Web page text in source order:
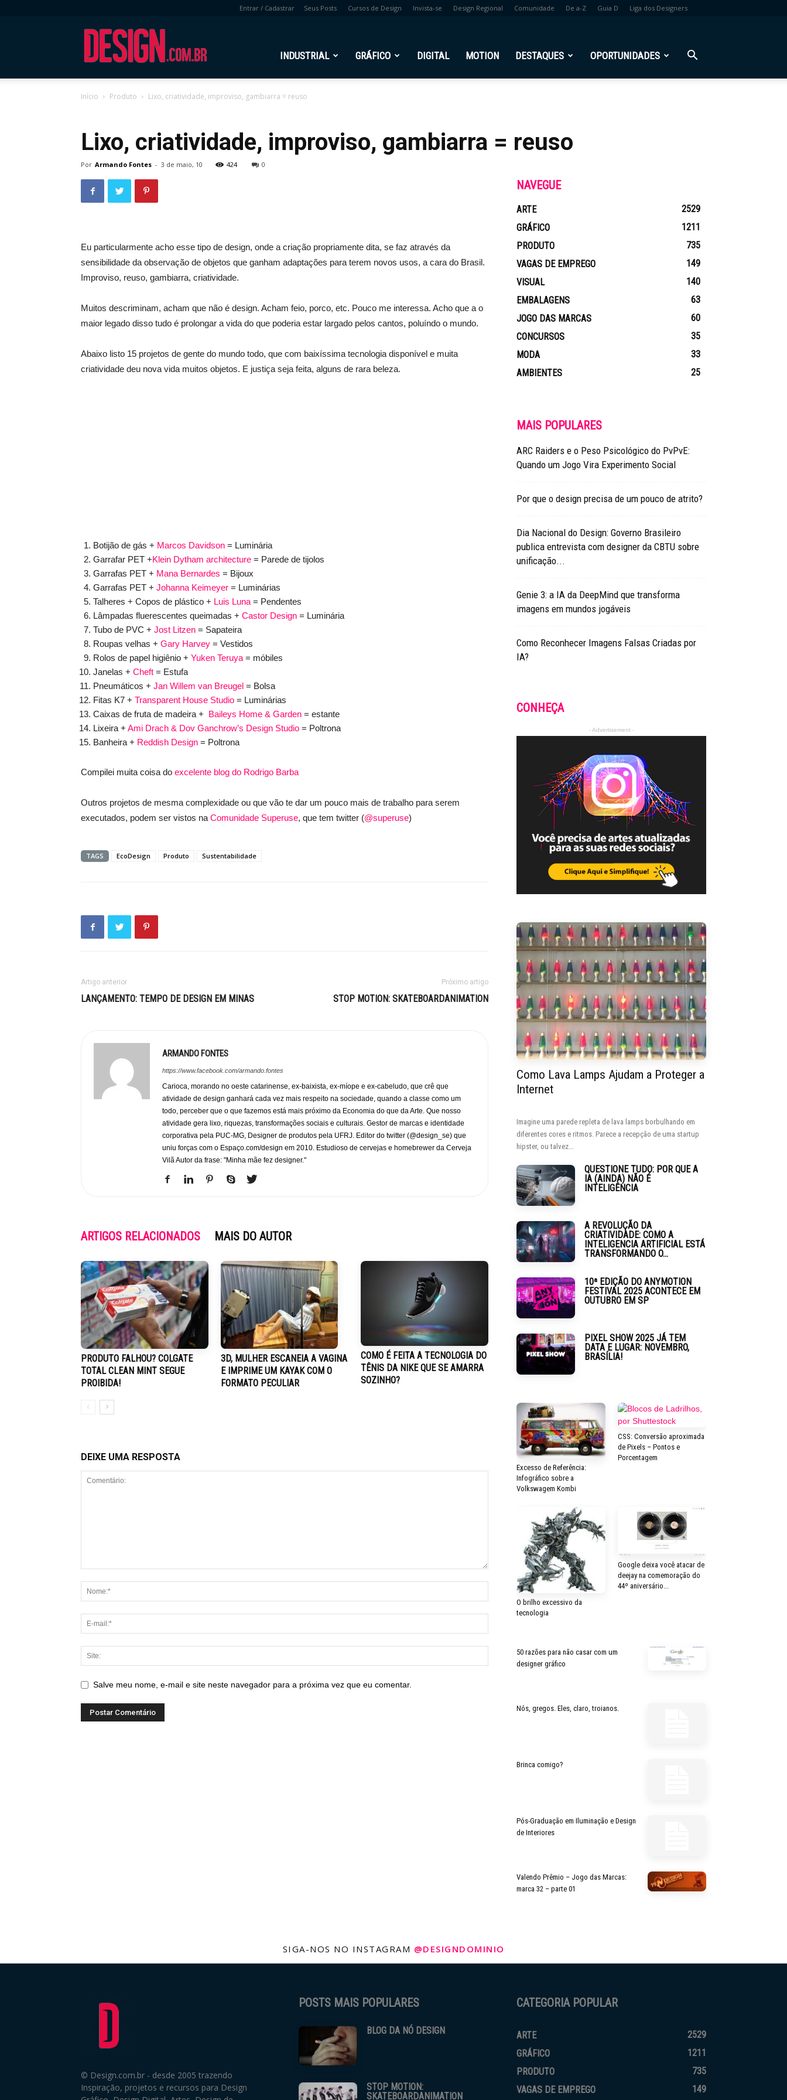
Entrar / Cadastrar Seus Posts Cursos de Design Invista-se Design Regional Comunidade De a-Z Guia D Liga dos Designers
INDUSTRIAL GRÁFICO DIGITAL MOTION DESTAQUES OPORTUNIDADES
Início Produto Lixo, criatividade, improviso, gambiarra = reuso
Lixo, criatividade, improviso, gambiarra = reuso
Por Armando Fontes - 3 de maio, 10 424 0
Eu particularmente acho esse tipo de design, onde a criação propriamente dita, se faz através da
sensibilidade da observação de objetos que ganham adaptações para terem novos usos, a cara do Brasil.
Improviso, reuso, gambiarra, criatividade.
Muitos descriminam, acham que não é design. Acham feio, porco, etc. Pouco me interessa. Acho que a o
maior legado disso tudo é prolongar a vida do que poderia estar largado pelos cantos, poluíndo o mundo.
Abaixo listo 15 projetos de gente do mundo todo, que com baixíssima tecnologia disponível e muita
criatividade deu nova vida muitos objetos. E justiça seja feita, alguns de rara beleza.
Botijão de gás + Marcos Davidson = Luminária
Garrafar PET +Klein Dytham architecture = Parede de tijolos
Garrafas PET + Mana Bernardes = Bijoux
Garrafas PET + Johanna Keimeyer = Luminárias
Talheres + Copos de plástico + Luis Luna = Pendentes
Lâmpadas fluerescentes queimadas + Castor Design = Luminária
Tubo de PVC + Jost Litzen = Sapateira
Roupas velhas + Gary Harvey = Vestidos
Rolos de papel higiênio + Yuken Teruya = móbiles
Janelas + Cheft = Estufa
Pneumáticos + Jan Willem van Breugel = Bolsa
Fitas K7 + Transparent House Studio = Luminárias
Caixas de fruta de madeira + Baileys Home & Garden = estante
Lixeira + Ami Drach & Dov Ganchrow’s Design Studio = Poltrona
Banheira + Reddish Design = Poltrona
Compilei muita coisa do excelente blog do Rodrigo Barba
Outros projetos de mesma complexidade ou que vão te dar um pouco mais de trabalho para serem
executados, podem ser vistos na Comunidade Superuse, que tem twitter (@superuse)
TAGS EcoDesign Produto Sustentabilidade
Artigo anterior
LANÇAMENTO: TEMPO DE DESIGN EM MINAS
Próximo artigo
STOP MOTION: SKATEBOARDANIMATION
ARMANDO FONTES
https://www.facebook.com/armando.fontes
Carioca, morando no oeste catarinense, ex-baixista, ex-míope e ex-cabeludo, que crê que
atividade de design ganhará cada vez mais respeito na sociedade, quando a classe como um
todo, perceber que o que fazemos está mais próximo da Economia do que da Arte. Que nosso
atividade gera lixo, riquezas, transformações sociais e culturais. Gestor de marcas e identidade
corporativa pela PUC-MG, Designer de produtos pela UFRJ. Editor do twitter (@design_se) que
uniu forças com o Espaço.com/design em 2010. Estudioso de cervejas e homebrewer da Cerveja
Vilã Autor da frase: "Minha mãe fez designer."
ARTIGOS RELACIONADOS MAIS DO AUTOR
PRODUTO FALHOU? COLGATE
TOTAL CLEAN MINT SEGUE
PROIBIDA!
3D, MULHER ESCANEIA A VAGINA
E IMPRIME UM KAYAK COM O
FORMATO PECULIAR
COMO É FEITA A TECNOLOGIA DO
TÊNIS DA NIKE QUE SE AMARRA
SOZINHO?
DEIXE UMA RESPOSTA
Salve meu nome, e-mail e site neste navegador para a próxima vez que eu comentar.
NAVEGUE
ARTE
2529
GRÁFICO
1211
PRODUTO
735
VAGAS DE EMPREGO
149
VISUAL
140
EMBALAGENS
63
JOGO DAS MARCAS
60
CONCURSOS
35
MODA
33
AMBIENTES
25
MAIS POPULARES
ARC Raiders e o Peso Psicológico do PvPvE:
Quando um Jogo Vira Experimento Social
Por que o design precisa de um pouco de atrito?
Dia Nacional do Design: Governo Brasileiro
publica entrevista com designer da CBTU sobre
unificação...
Genie 3: a IA da DeepMind que transforma
imagens em mundos jogáveis
Como Reconhecer Imagens Falsas Criadas por
IA?
CONHEÇA
- Advertisement -
Como Lava Lamps Ajudam a Proteger a
Internet
Imagine uma parede repleta de lava lamps borbulhando em
diferentes cores e ritmos. Parece a recepção de uma startup
hipster, ou talvez...
QUESTIONE TUDO: POR QUE A
IA (AINDA) NÃO É
INTELIGÊNCIA
A REVOLUÇÃO DA
CRIATIVIDADE: COMO A
INTELIGENCIA ARTIFICIAL ESTÁ
TRANSFORMANDO O...
10ª EDIÇÃO DO ANYMOTION
FESTIVAL 2025 ACONTECE EM
OUTUBRO EM SP
PIXEL SHOW 2025 JÁ TEM
DATA E LUGAR: NOVEMBRO,
BRASÍLIA!
Excesso de Referência:
Infográfico sobre a
Volkswagem Kombi
CSS: Conversão aproximada
de Pixels – Pontos e
Porcentagem
O brilho excessivo da
tecnologia
Google deixa você atacar de
deejay na comemoração do
44º aniversário...
50 razões para não casar com um
designer gráfico
Nós, gregos. Eles, claro, troianos.
Brinca comigo?
Pós-Graduação em Iluminação e Design
de Interiores
Valendo Prêmio – Jogo das Marcas:
marca 32 – parte 01
SIGA-NOS NO INSTAGRAM @DESIGNDOMINIO
© Design.com.br - desde 2005 trazendo
Inspiração, projetos e recursos para Design
POSTS MAIS POPULARES
BLOG DA NÓ DESIGN
STOP MOTION:
SKATEBOARDANIMATION
CATEGORIA POPULAR
ARTE
2529
GRÁFICO
1211
PRODUTO
735
VAGAS DE EMPREGO
149